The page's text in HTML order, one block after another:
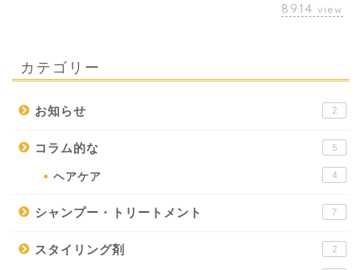
8914 view
カテゴリー
お知らせ 2
コラム的な 5
ヘアケア 4
シャンプー・トリートメント 7
スタイリング剤 2